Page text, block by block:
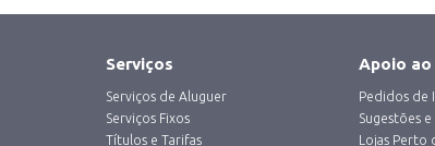
Main
Navigation
Menu:
Serviços
‎Serviços de Aluguer
Serviços Fixos
Títulos e Tarifas
Apoio
Pedidos de
Sugestões
Lojas Perto